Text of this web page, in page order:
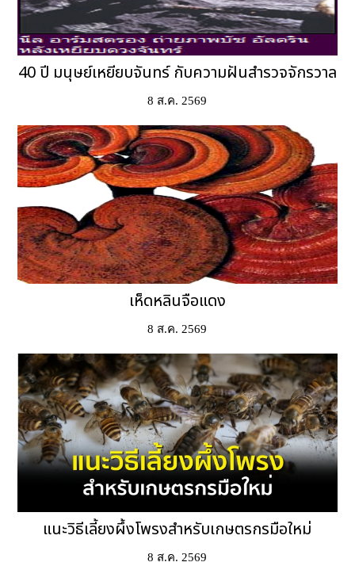
40 ปี มนุษย์เหยียบจันทร์ กับความฝันสำรวจจักรวาล
8 ส.ค. 2569
เห็ดหลินจือแดง
8 ส.ค. 2569
แนะวิธีเลี้ยงผึ้งโพรงสำหรับเกษตรกรมือใหม่
8 ส.ค. 2569